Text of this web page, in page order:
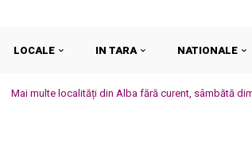
LOCALE IN TARA NATIONALE
Mai multe localități din Alba fără curent, sâmbătă